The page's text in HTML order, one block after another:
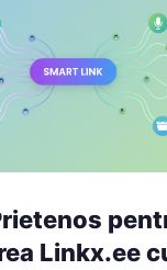
Linkx.ee